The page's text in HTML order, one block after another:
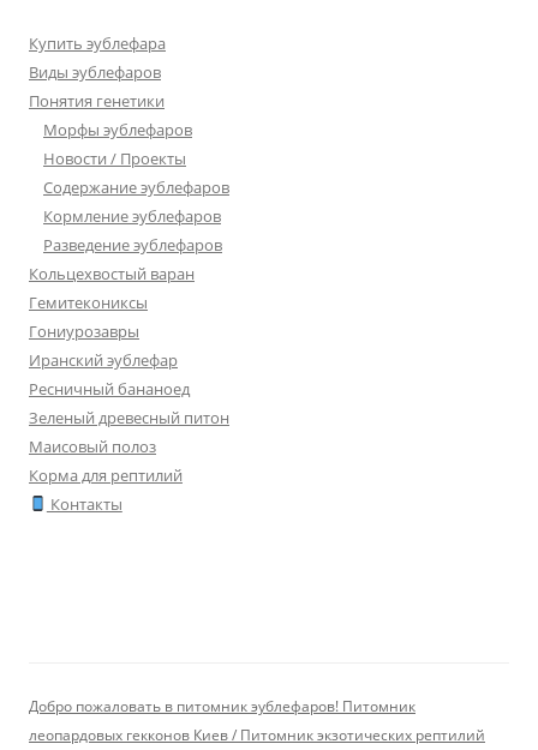
Купить эублефара
Виды эублефаров
Понятия генетики
Морфы эублефаров
Новости / Проекты
Содержание эублефаров
Кормление эублефаров
Разведение эублефаров
Кольцехвостый варан
Гемитекониксы
Гониурозавры
Иранский эублефар
Ресничный бананоед
Зеленый древесный питон
Маисовый полоз
Корма для рептилий
Контакты
Добро пожаловать в питомник эублефаров! Питомник
леопардовых гекконов Киев / Питомник экзотических рептилий